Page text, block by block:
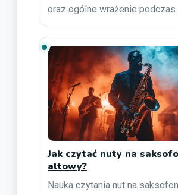
oraz ogólne wrażenie podczas
Jak czytać nuty na
altowy?
Nauka czytania nut na